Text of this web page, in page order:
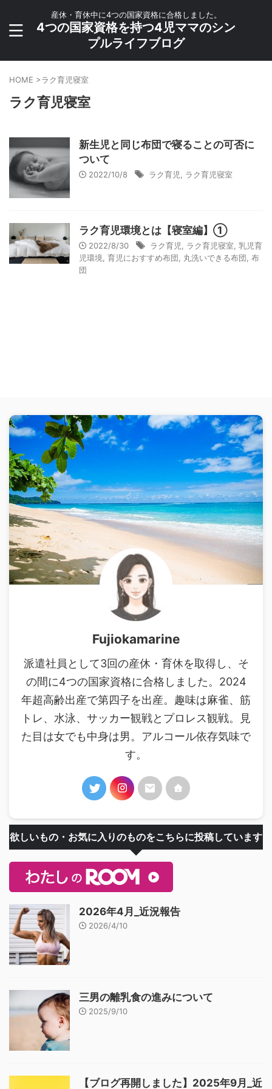
産休・育休中に4つの国家資格に合格しました。
4つの国家資格を持つ4児ママのシン
プルライフブログ
HOME >ラク育児寝室
ラク育児寝室
新生児と同じ布団で寝ることの可否に
ついて
2022/10/8 ラク育児 ラク育児寝室
ラク育児環境とは【寝室編】①
2022/8/30 ラク育児 ラク育児寝室 乳児育
児環境 育児におすすめ布団 丸洗いできる布団 布
団
Fujiokamarine
派遣社員として3回の産休・育休を取得し、そ
の間に4つの国家資格に合格しました。2024
年超高齢出産で第四子を出産。趣味は麻雀、筋
トレ、水泳、サッカー観戦とプロレス観戦。見
た目は女でも中身は男。アルコール依存気味で
す。
欲しいもの・お気に入りのものをこちらに投稿しています
2026年4月_近況報告
2026/4/10
三男の離乳食の進みについて
2025/9/10
【ブログ再開しました】2025年9月_近